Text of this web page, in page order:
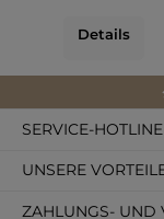
Details
SERVICE-HOTLINE
UNSERE
ZAHLUNGS- UND